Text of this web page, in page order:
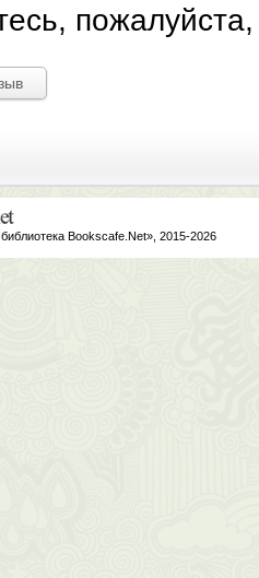
Bookscafe.Net», 2015-2026